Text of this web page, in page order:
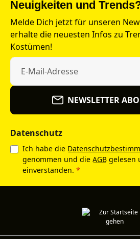
Neuigkeiten und
Melde Dich jetzt für unseren
erhalte die neuesten Infos zu
Kostümen!
NEWSLETTER
Datenschutz
Ich habe die
genommen und die AGB gelesen
einverstanden. *